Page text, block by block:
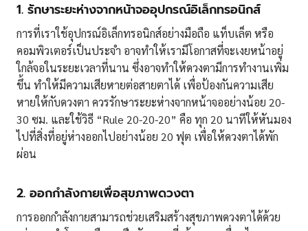
1. รักษาระยะห่างจากหน้าจออุปกรณ์อิเล็กทรอนิกส์
การที่เราใช้อุปกรณ์อิเล็กทรอนิกส์อย่างมือถือ แท็บเล็ต หรือ
คอมพิวเตอร์เป็นประจำ อาจทำให้เรามีโอกาสที่จะเงยหน้าอยู่
ใกล้จอในระยะเวลาที่นาน ซึ่งอาจทำให้ดวงตามีการทำงานเพิ่ม
ขึ้น ทำให้มีความเสียหายต่อสายตาได้ เพื่อป้องกันความเสีย
หายให้กับดวงตา ควรรักษาระยะห่างจากหน้าจออย่างน้อย 20-
30 ซม. และใช้วิธี “Rule 20-20-20” คือ ทุก 20 นาทีให้หันมอง
ไปที่สิ่งที่อยู่ห่างออกไปอย่างน้อย 20 ฟุต เพื่อให้ดวงตาได้พัก
ผ่อน
2. ออกกำลังกายเพื่อสุขภาพดวงตา
การออกกำลังกายสามารถช่วยเสริมสร้างสุขภาพดวงตาได้ด้วย